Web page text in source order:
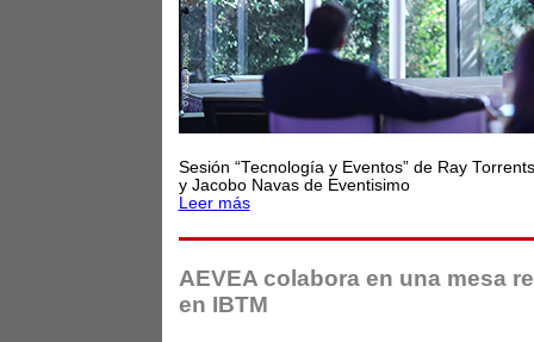
Sesión “Tecnología y Eventos” de Ray
y Jacobo Navas de Eventisimo
Leer más
AEVEA colabora en una mesa
en IBTM